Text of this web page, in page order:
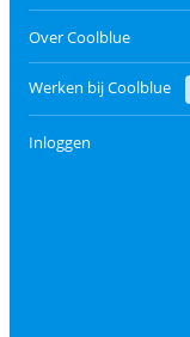
Over Coolblue
Werken bij Coolblue
Inloggen